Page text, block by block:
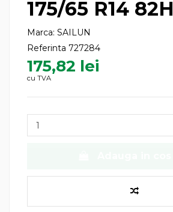
175/65 R14 82H
Marca: SAILUN
Referinta 727284
175,82 lei
cu TVA